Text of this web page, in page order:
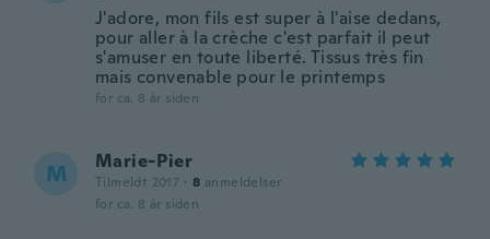
J'adore, mon fils est super à l'aise dedans,
pour aller à la crèche c'est parfait il peut
s'amuser en toute liberté. Tissus très fin
mais convenable pour le printemps
for ca. 8 år siden
M Marie-Pier
Tilmeldt 2017 · 8 anmeldelser
for ca. 8 år siden